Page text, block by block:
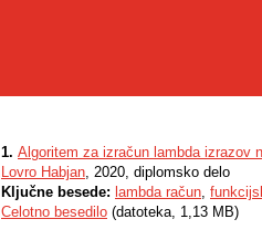
1. Algoritem za izračun lambda izrazov
Lovro Habjan, 2020, diplomsko delo
Ključne besede: lambda račun,
Celotno besedilo (datoteka, 1,13 MB)